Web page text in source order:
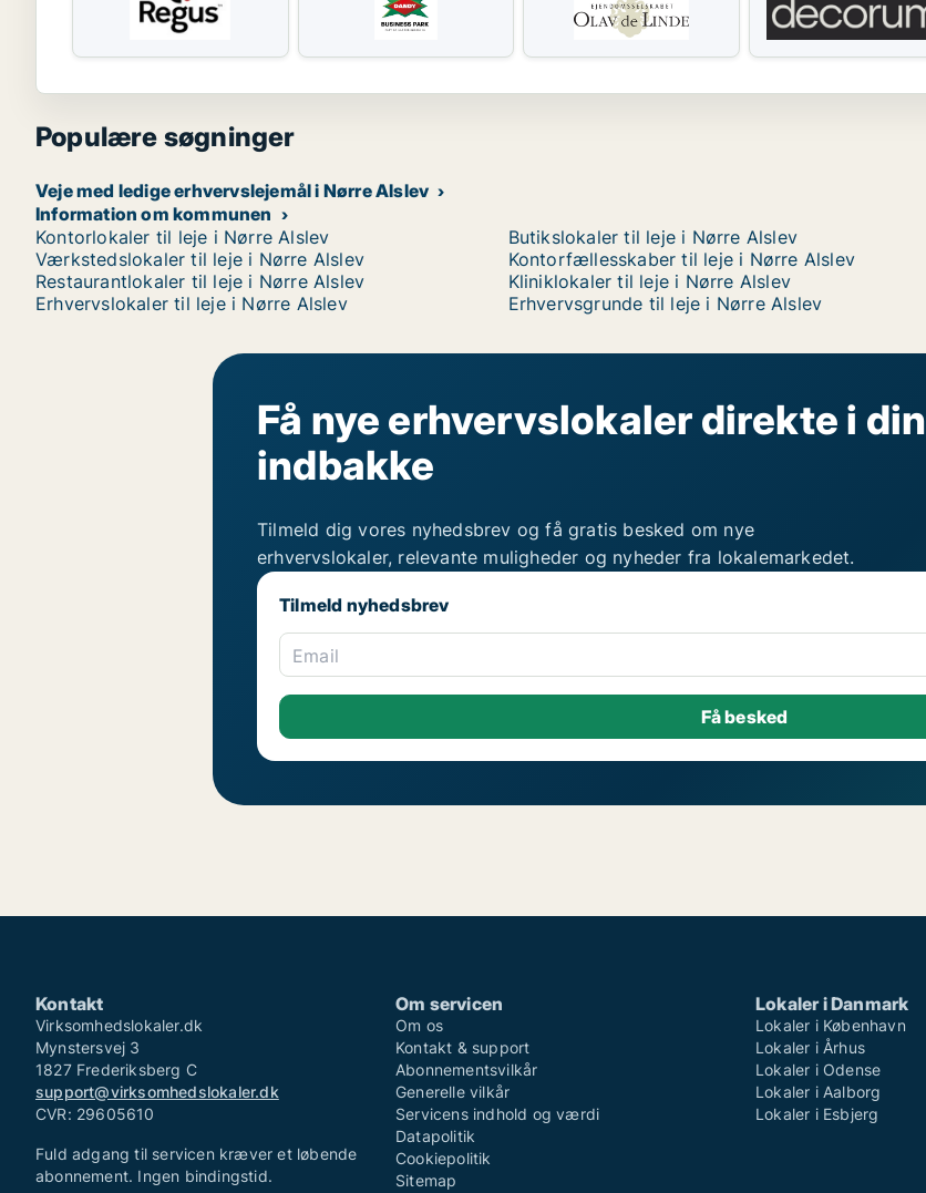
Populære søgninger
Veje med ledige erhvervslejemål i Nørre Alslev
Information om kommunen
Kontorlokaler til leje i Nørre Alslev
Butikslokaler til leje i Nørre Alslev
Værkstedslokaler til leje i Nørre Alslev
Kontorfællesskaber til leje i Nørre Alslev
Restaurantlokaler til leje i Nørre Alslev
Kliniklokaler til leje i Nørre Alslev
Erhvervslokaler til leje i Nørre Alslev
Erhvervsgrunde til leje i Nørre Alslev
Få nye erhvervslokaler direkte i din
indbakke
Tilmeld dig vores nyhedsbrev og få gratis besked om nye
erhvervslokaler, relevante muligheder og nyheder fra lokalemarkedet.
Tilmeld nyhedsbrev
Email
Kontakt
Virksomhedslokaler.dk
Mynstersvej 3
1827 Frederiksberg C
support@virksomhedslokaler.dk
CVR: 29605610
Fuld adgang til servicen kræver et løbende
abonnement. Ingen bindingstid.
Om servicen
Om os
Kontakt & support
Abonnementsvilkår
Generelle vilkår
Servicens indhold og værdi
Datapolitik
Cookiepolitik
Sitemap
Lokaler i Danmark
Lokaler i København
Lokaler i Århus
Lokaler i Odense
Lokaler i Aalborg
Lokaler i Esbjerg